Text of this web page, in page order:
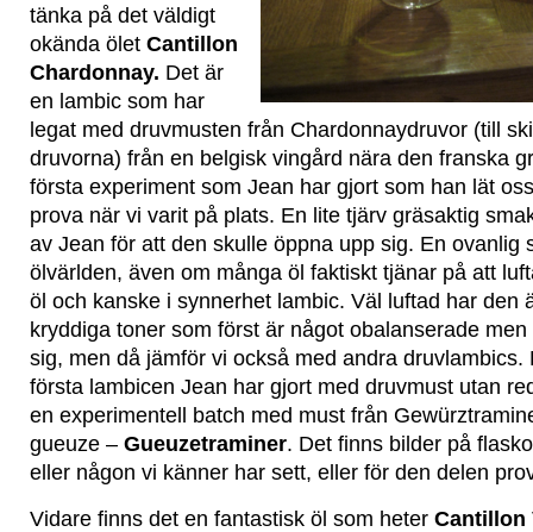
tänka på det väldigt
okända ölet Cantillon
Chardonnay. Det är
en lambic som har
legat med druvmusten från Chardonnaydruvor (till
druvorna) från en belgisk vingård nära den franska
första experiment som Jean har gjort som han lät
prova när vi varit på plats. En lite tjärv gräsaktig
av Jean för att den skulle öppna upp sig. En ovanlig
ölvärlden, även om många öl faktiskt tjänar på att
öl och kanske i synnerhet lambic. Väl luftad har den
kryddiga toner som först är något obalanserade
sig, men då jämför vi också med andra druvlambics.
första lambicen Jean har gjort med druvmust utan
en experimentell batch med must från
gueuze – Gueuzetraminer. Det finns bilder på
eller någon vi känner har sett, eller för den delen
Vidare finns det en fantastisk öl som heter Cantillon